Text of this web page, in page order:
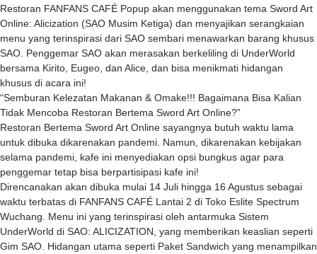
Restoran FANFANS CAFÉ Popup akan menggunakan tema Sword Art
Online: Alicization (SAO Musim Ketiga) dan menyajikan serangkaian
menu yang terinspirasi dari SAO sembari menawarkan barang khusus
SAO. Penggemar SAO akan merasakan berkeliling di UnderWorld
bersama Kirito, Eugeo, dan Alice, dan bisa menikmati hidangan
khusus di acara ini!
“Semburan Kelezatan Makanan & Omake!!! Bagaimana Bisa Kalian
Tidak Mencoba Restoran Bertema Sword Art Online?”
Restoran Bertema Sword Art Online sayangnya butuh waktu lama
untuk dibuka dikarenakan pandemi. Namun, dikarenakan kebijakan
selama pandemi, kafe ini menyediakan opsi bungkus agar para
penggemar tetap bisa berpartisipasi kafe ini!
Direncanakan akan dibuka mulai 14 Juli hingga 16 Agustus sebagai
waktu terbatas di FANFANS CAFÉ Lantai 2 di Toko Eslite Spectrum
Wuchang. Menu ini yang terinspirasi oleh antarmuka Sistem
UnderWorld di SAO: ALICIZATION, yang memberikan keaslian seperti
Gim SAO. Hidangan utama seperti Paket Sandwich yang menampilkan